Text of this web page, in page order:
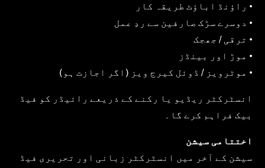
• راؤنڈ اباؤٹ طریقہ کار
• دوسرے سڑک صارفین سے ردِ عمل
• ترقی / جھجک
• موڑ اور بینڈز
• موٹرویز / ڈوئل کیرج ویز (اگر اجازت ہو)
انسٹرکٹر ریڈیو یا رکنے کے ذریعے رائیڈر کو فیڈ
بیک فراہم کرے گا۔
اختتامی سیشن
سیشن کے آخر میں انسٹرکٹر زبانی اور تحریری فیڈ